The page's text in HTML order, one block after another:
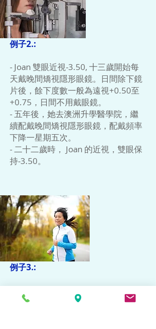
例子2.:
- Joan 雙眼近視-3.50, 十三歲開始每
天戴晚間矯視隱形眼鏡。日間除下鏡
片後，餘下度數一般為遠視+0.50至
+0.75，日間不用戴眼鏡。
- 五年後，她去澳洲升學醫學院，繼
續配戴晚間矯視隱形眼鏡，配戴頻率
下降一星期五次。
- 二十二歲時， Joan 的近視，雙眼保
持-3.50。
例子3.:
五十歲開始因乾眼症不能戴軟式隱形